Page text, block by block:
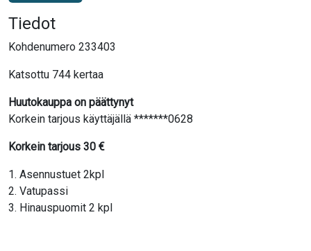
Tiedot
Kohdenumero 233403
Katsottu 744 kertaa
Huutokauppa on päättynyt
Korkein tarjous käyttäjällä *******0628
Korkein tarjous 30 €
1. Asennustuet 2kpl
2. Vatupassi
3. Hinauspuomit 2 kpl